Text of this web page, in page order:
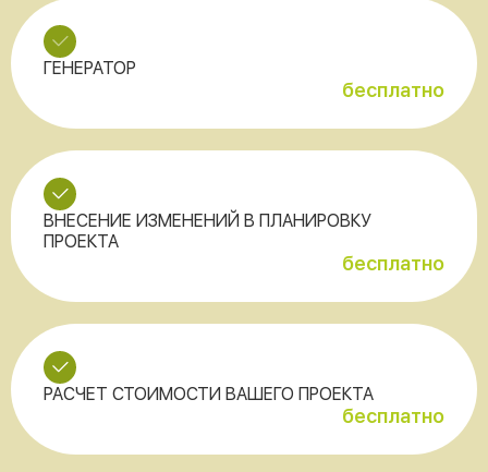
ГЕНЕРАТОР
бесплатно
ВНЕСЕНИЕ ИЗМЕНЕНИЙ В ПЛАНИРОВКУ
ПРОЕКТА
бесплатно
РАСЧЕТ СТОИМОСТИ ВАШЕГО ПРОЕКТА
бесплатно